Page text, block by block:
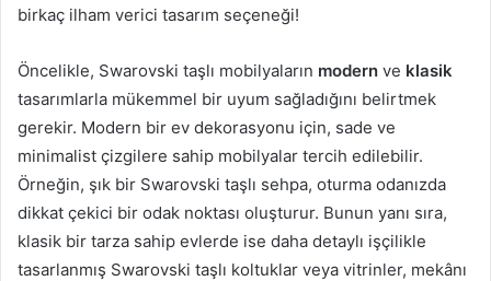
birkaç ilham verici tasarım seçeneği!
Öncelikle, Swarovski taşlı mobilyaların modern ve klasik
tasarımlarla mükemmel bir uyum sağladığını belirtmek
gerekir. Modern bir ev dekorasyonu için, sade ve
minimalist çizgilere sahip mobilyalar tercih edilebilir.
Örneğin, şık bir Swarovski taşlı sehpa, oturma odanızda
dikkat çekici bir odak noktası oluşturur. Bunun yanı sıra,
klasik bir tarza sahip evlerde ise daha detaylı işçilikle
tasarlanmış Swarovski taşlı koltuklar veya vitrinler, mekânı